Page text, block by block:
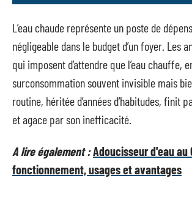
L’eau chaude représente un poste de
négligeable dans le budget d’un foyer. Les
qui imposent d’attendre que l’eau chauffe,
surconsommation souvent invisible mais
routine, héritée d’années d’habitudes, finit
et agace par son inefficacité.
A lire également :Adoucisseur d'eau au
fonctionnement, usages et avantages